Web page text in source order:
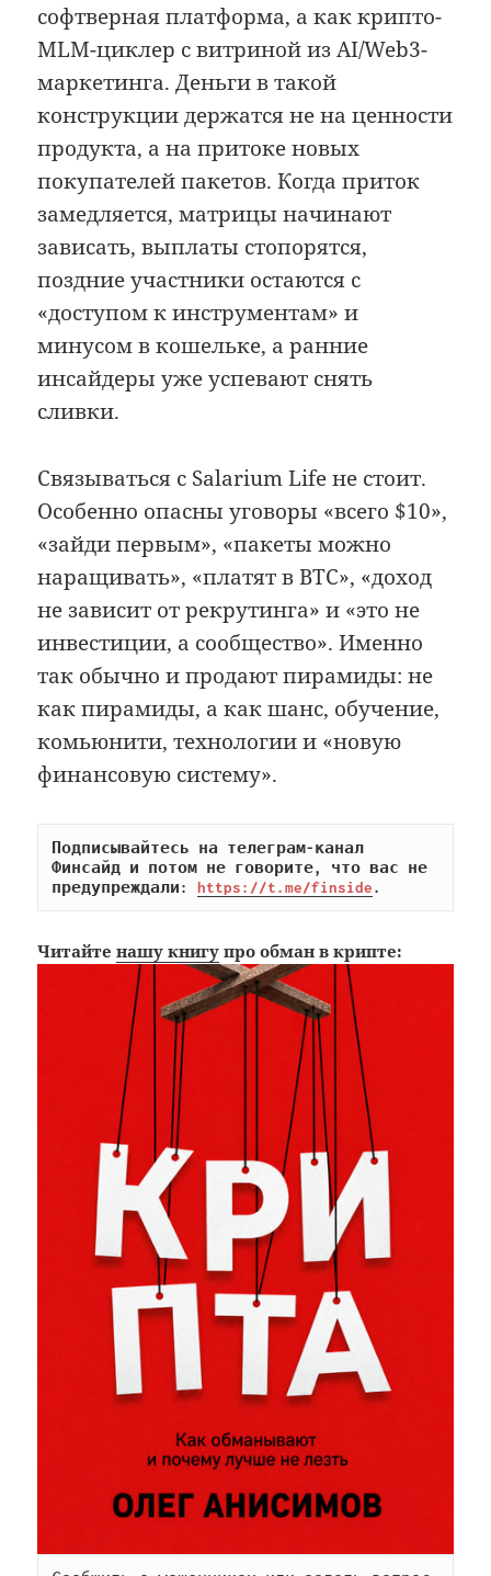
софтверная платформа, а как крипто-
MLM-циклер с витриной из AI/Web3-
маркетинга. Деньги в такой
конструкции держатся не на ценности
продукта, а на притоке новых
покупателей пакетов. Когда приток
замедляется, матрицы начинают
зависать, выплаты стопорятся,
поздние участники остаются с
«доступом к инструментам» и
минусом в кошельке, а ранние
инсайдеры уже успевают снять
сливки.
Связываться с Salarium Life не стоит.
Особенно опасны уговоры «всего $10»,
«зайди первым», «пакеты можно
наращивать», «платят в BTC», «доход
не зависит от рекрутинга» и «это не
инвестиции, а сообщество». Именно
так обычно и продают пирамиды: не
как пирамиды, а как шанс, обучение,
комьюнити, технологии и «новую
финансовую систему».
Подписывайтесь на телеграм-канал
Финсайд и потом не говорите, что вас не
предупреждали: https://t.me/finside.
Читайтенашу книгу про обман в крипте: